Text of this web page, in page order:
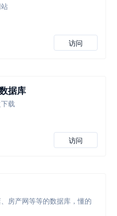
访问
据库
载
访问
房产网等等的数据库，懂的